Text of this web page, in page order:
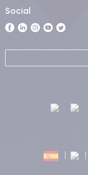
Social